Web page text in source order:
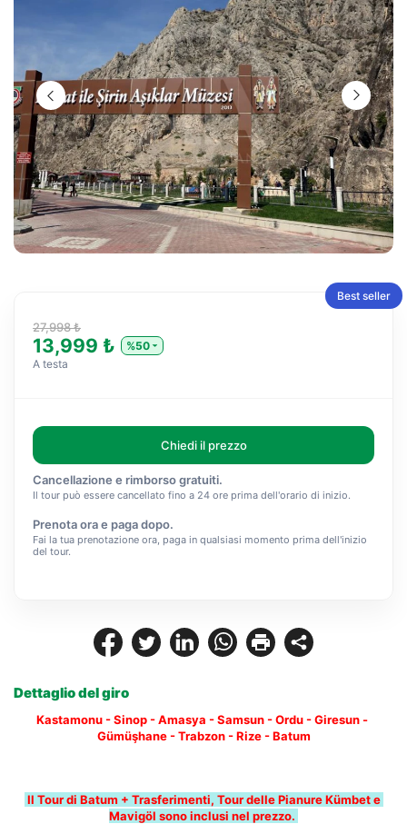
Dettaglio del giro
Kastamonu - Sinop - Amasya - Samsun - Ordu - Giresun -
Gümüşhane - Trabzon - Rize - Batum
Il Tour di Batum + Trasferimenti, Tour delle Pianure Kümbet e
Mavigöl sono inclusi nel prezzo.
Best seller
27,998 ₺
13,999 ₺
%50
A testa
Chiedi il prezzo
Cancellazione e rimborso gratuiti.
Il tour può essere cancellato fino a 24 ore prima dell'orario di inizio.
Prenota ora e paga dopo.
Fai la tua prenotazione ora, paga in qualsiasi momento prima dell'inizio
del tour.